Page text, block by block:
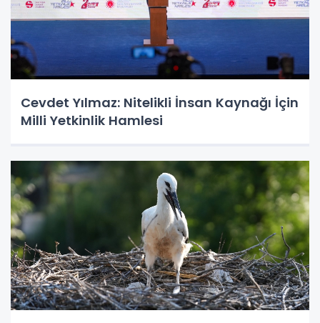
Cevdet Yılmaz: Nitelikli İnsan Kaynağı İçin
Milli Yetkinlik Hamlesi